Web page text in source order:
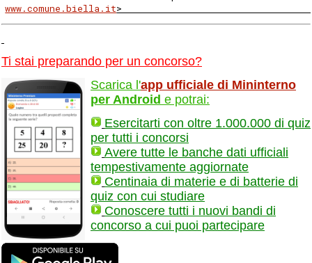
www.comune.biella.it>
Ti stai preparando per un concorso?
Scarica l'app ufficiale di Mininterno
per Android e potrai:
Esercitarti con oltre 1.000.000 di quiz
per tutti i concorsi
Avere tutte le banche dati ufficiali
tempestivamente aggiornate
Centinaia di materie e di batterie di
quiz con cui studiare
Conoscere tutti i nuovi bandi di
concorso a cui puoi partecipare